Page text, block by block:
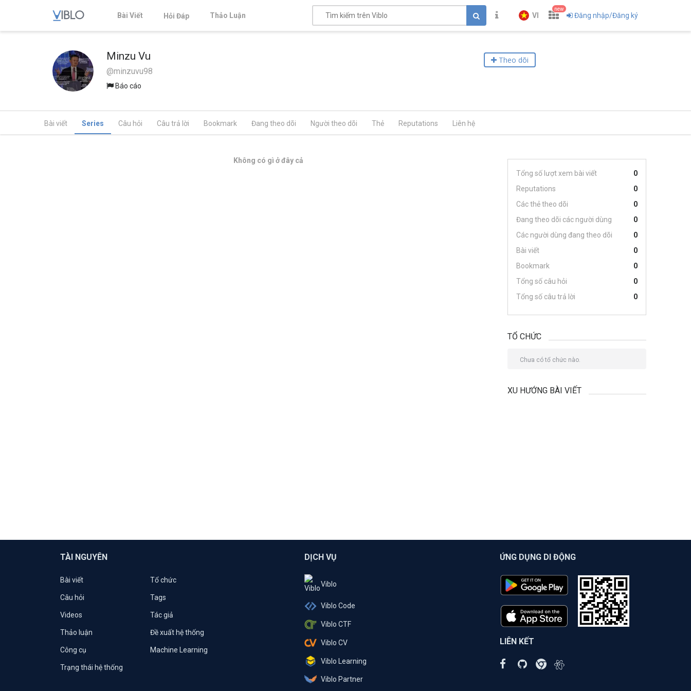
Bài Viết Hỏi Đáp Thảo Luận VI
new
Đăng nhập/Đăng ký
Minzu Vu
@minzuvu98
Báo cáo
Theo dõi
Bài viết Series Câu hỏi Câu trả lời Bookmark Đang theo dõi Người theo dõi Thẻ Reputations Liên hệ
Không có gì ở đây cả
Tổng số lượt xem bài viết
0
Reputations
0
Các thẻ theo dõi
0
Đang theo dõi các người dùng
0
Các người dùng đang theo dõi
0
Bài viết
0
Bookmark
0
Tổng số câu hỏi
0
Tổng số câu trả lời
0
TỔ CHỨC
Chưa có tổ chức nào.
XU HƯỚNG BÀI VIẾT
TÀI NGUYÊN
Bài viết Tổ chức
Câu hỏi Tags
Videos Tác giả
Thảo luận Đề xuất hệ thống
Công cụ Machine Learning
Trạng thái hệ thống
DỊCH VỤ
Viblo
Viblo Code
Viblo CTF
Viblo CV
Viblo Learning
Viblo Partner
ỨNG DỤNG DI ĐỘNG
LIÊN KẾT